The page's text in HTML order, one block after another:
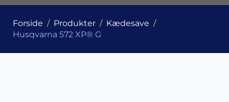
Forside Produkter
Kædesave
Husqvarna 572 XP® G